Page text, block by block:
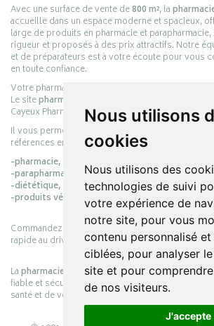
Nous utilisons
cookies
Nous utilisons des
technologies de suivi
votre expérience de
notre site, pour vous
contenu personnalisé
ciblées, pour analyser
site et pour
de nos visiteurs.
J'accepte
Avec une surface de vente de800 m², la
accueille dans un espace moderne et spacieux,
large de produits en pharmacie et
rigueur et proposés à des prix attractifs. Notre
et de préparateurs est à votre écoute pour vous
en toute confiance.
Votre pharmacie en ligne :
Le sitepharmacie-cayeux.fr
Cayeux Pharmabest Berck-sur-Mer – Rang-du-
Il vous permet de réaliser vos achats en ligne
références en :
-pharmacie,
-parapharmacie,
-diététique,
-produits vétérinaires.
Commandez simplement vos produits en ligne et
rapide au drive ou la livraison à domicile, en
Lapharmacie Cayeuxs’engage à vous offrir une
fiable et sécurisée, en officine comme en ligne, au
santé et de votre bien-être.